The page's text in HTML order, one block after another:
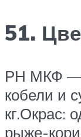
51.
РН МКФ —
кобели и
кг.Окрас:
рыже-